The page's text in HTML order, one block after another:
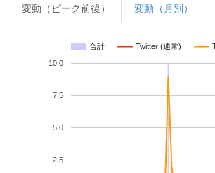
変動（ピーク前後） 変動（月別）
合計 Twitter (通常)
2.5
5.0
7.5
10.0